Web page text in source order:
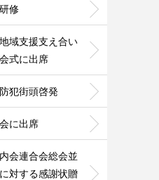
修
域支援支え合い
式に出席
犯街頭啓発
に出席
会連合会総会並
対する感謝状贈